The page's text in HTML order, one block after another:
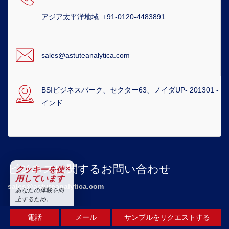
電話 メール サンプルをリクエストする
アジア太平洋地域: +91-0120-4483891
sales@astuteanalytica.com
BSIビジネスパーク、セクター63、ノイダUP- 201301 -
インド
ビジネスに関するお問い合わせ
sales@astuteanalytica.com
営業所（米国）
クッキーを使
用しています
×
あなたの体験を向
上するため。.
受け入れる